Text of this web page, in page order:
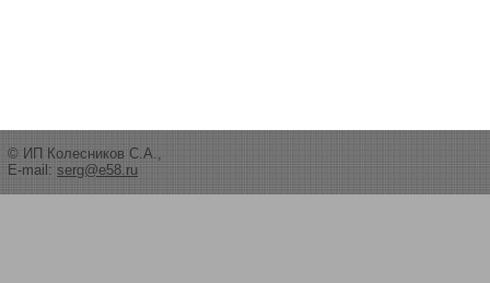
© ИП Колесников С.А.,
E-mail: serg@e58.ru